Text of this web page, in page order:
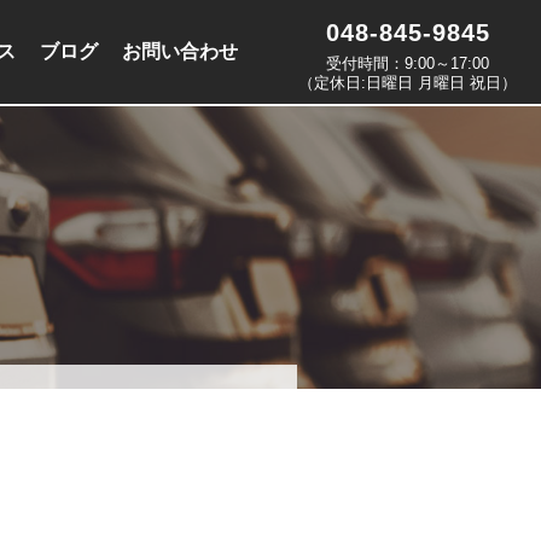
ブログ お問い合わせ
048-845-9845
受付時間：9:00～17:00
（定休日:日曜日 月曜日 祝日）